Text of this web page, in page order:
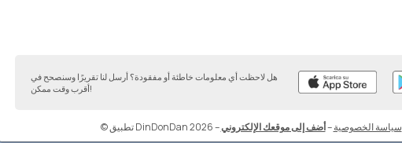
هل لاحظت أي معلومات خاطئة أو مفقودة؟ أرسل لنا تقريرًا وسنصحح في
أقرب وقت ممكن!
© تطبيق DinDonDan 2026– سياسة الخصوصية –أضف إلى موقعك الإلكتروني